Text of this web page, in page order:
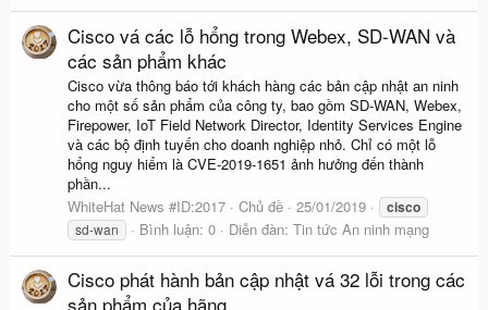
Cisco vá các lỗ hổng trong Webex, SD-WAN và
các sản phẩm khác
Cisco vừa thông báo tới khách hàng các bản cập nhật an ninh
cho một số sản phẩm của công ty, bao gồm SD-WAN, Webex,
Firepower, IoT Field Network Director, Identity Services Engine
và các bộ định tuyến cho doanh nghiệp nhỏ. Chỉ có một lỗ
hổng nguy hiểm là CVE-2019-1651 ảnh hưởng đến thành
phần...
WhiteHat News #ID:2017
Chủ đề 25/01/2019 cisco
sd-wan Bình luận: 0 Diễn đàn: Tin tức An ninh mạng
Cisco phát hành bản cập nhật vá 32 lỗi trong các
sản phẩm của hãng